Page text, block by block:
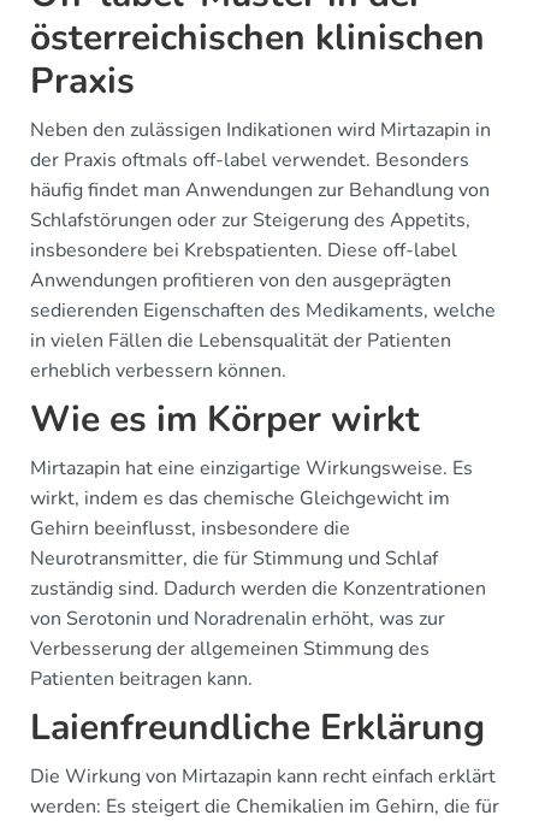
österreichischen klinischen
Praxis
Neben den zulässigen Indikationen wird Mirtazapin in
der Praxis oftmals off-label verwendet. Besonders
häufig findet man Anwendungen zur Behandlung von
Schlafstörungen oder zur Steigerung des Appetits,
insbesondere bei Krebspatienten. Diese off-label
Anwendungen profitieren von den ausgeprägten
sedierenden Eigenschaften des Medikaments, welche
in vielen Fällen die Lebensqualität der Patienten
erheblich verbessern können.
Wie es im Körper wirkt
Mirtazapin hat eine einzigartige Wirkungsweise. Es
wirkt, indem es das chemische Gleichgewicht im
Gehirn beeinflusst, insbesondere die
Neurotransmitter, die für Stimmung und Schlaf
zuständig sind. Dadurch werden die Konzentrationen
von Serotonin und Noradrenalin erhöht, was zur
Verbesserung der allgemeinen Stimmung des
Patienten beitragen kann.
Laienfreundliche Erklärung
Die Wirkung von Mirtazapin kann recht einfach erklärt
werden: Es steigert die Chemikalien im Gehirn, die für